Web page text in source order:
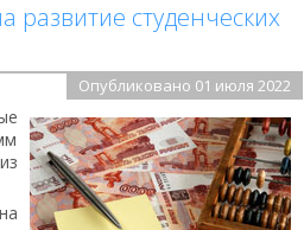
развитие студенческих
Опубликовано 01 июля 2022